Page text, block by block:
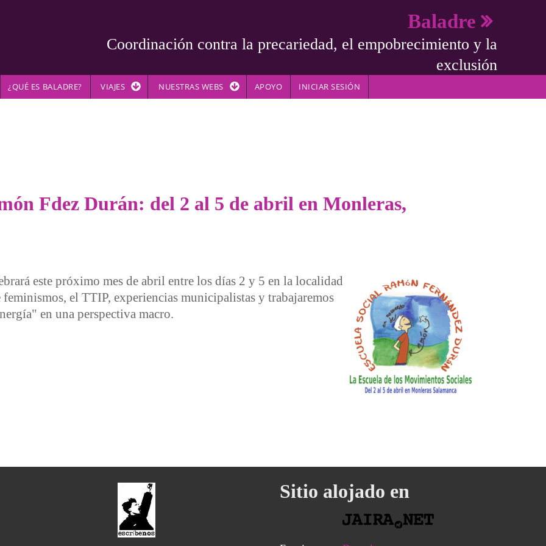
Baladre
Coordinación contra la precariedad, el empobrecimiento y la
exclusión
¿QUÉ ES BALADRE? VIAJES NUESTRAS WEBS APOYO INICIAR SESIÓN
Fdez Durán: del 2 al 5 de abril en Monleras,
este próximo mes de abril entre los días 2 y 5 en la localidad
el TTIP, experiencias municipalistas y trabajaremos
en una perspectiva macro.
Durán: del 2 al 5 de abril en Monleras, Salamanca
Sitio alojado en